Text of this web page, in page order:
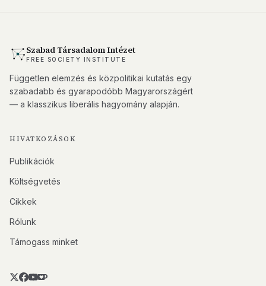
Szabad Társadalom Intézet
FREE SOCIETY INSTITUTE
Független elemzés és közpolitikai kutatás egy
szabadabb és gyarapodóbb Magyarországért
— a klasszikus liberális hagyomány alapján.
HIVATKOZÁSOK
Publikációk
Költségvetés
Cikkek
Rólunk
Támogass minket